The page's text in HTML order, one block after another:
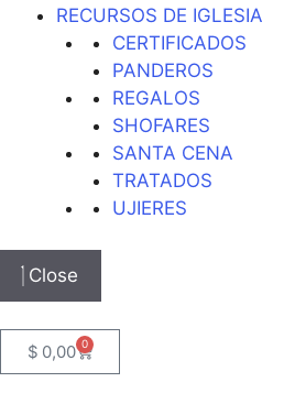
RECURSOS DE IGLESIA
CERTIFICADOS
PANDEROS
REGALOS
SHOFARES
SANTA CENA
TRATADOS
UJIERES
Close
$ 0,00 0